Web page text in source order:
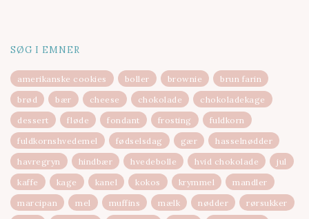
SØG I EMNER
amerikanske cookies boller brownie
brun farin
brød
bær cheese chokolade
chokoladekage
dessert
fløde fondant frosting
fuldkorn
fuldkornshvedemel
fødselsdag gær
hasselnødder
havregryn
hindbær hvedebolle hvid chokolade
jul
kaffe
kage kanel kokos krymmel
mandler
marcipan
mel muffins mælk nødder
rørsukker